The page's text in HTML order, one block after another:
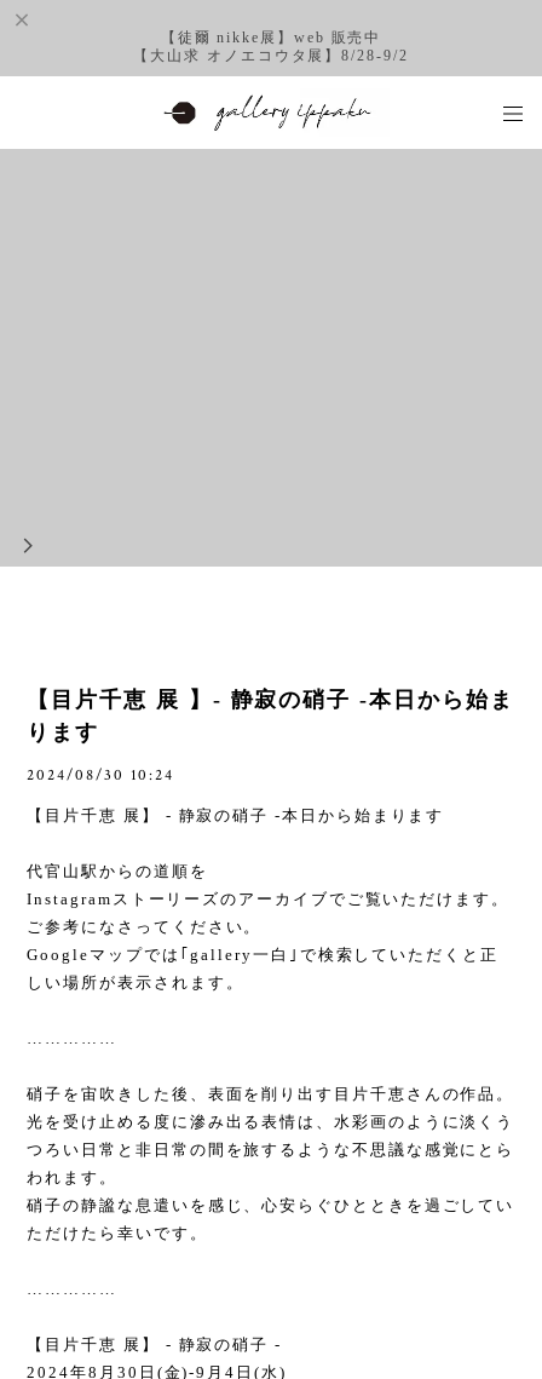
【徒爾 nikke展】web 販売中
【大山求 オノエコウタ展】8/28-9/2
【目片千恵 展 】- 静寂の硝子 -本日から始ま
ります
2024/08/30 10:24
【目片千恵 展】 - 静寂の硝子 -本日から始まります
代官山駅からの道順を
Instagram ストーリーズのアーカイブでご覧いただけます。
ご参考になさってください。
Google マップでは｢gallery一白｣で検索していただくと正
しい場所が表示されます。
……………
硝子を宙吹きした後、表面を削り出す目片千恵さんの作品。
光を受け止める度に滲み出る表情は、水彩画のように淡くう
つろい日常と非日常の間を旅するような不思議な感覚にとら
われます。
硝子の静謐な息遣いを感じ、心安らぐひとときを過ごしてい
ただけたら幸いです。
……………
【目片千恵 展】 - 静寂の硝子 -
2024年8 月 30 日 (金)-9 月4 日 (水)